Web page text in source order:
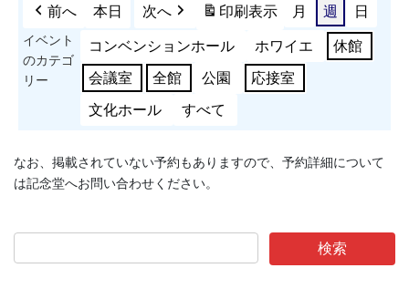
前へ 本日 次へ 印刷表示 月 週 日
イベント
のカテゴ
リー
コンベンションホール ホワイエ 休館
会議室 全館 公園 応接室
文化ホール すべて
なお、掲載されていない予約もありますので、予約詳細について
は記念堂へお問い合わせください。